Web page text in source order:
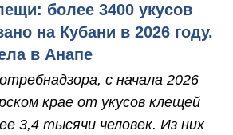
более 3400 укусов
на Кубани в 2026 году.
в Анапе
с начала 2026
крае от укусов клещей
3,4 тысячи человек. Из них